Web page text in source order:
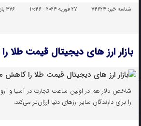
شناسه خبر:74624 27 فوریه 2024 - 10:46 376 بازدید
بازار ارز های دیجیتال قیمت
شاخص دلار هم در اولین ساعت تجارت در آسیا و
را برای دارندگان سایر ارزهای دنیا ارزان‌تر می‌کند.